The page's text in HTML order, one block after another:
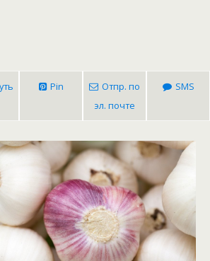
Pin
Отпр. по
эл. почте
SMS